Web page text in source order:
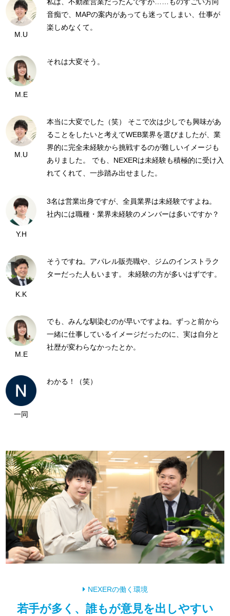
M.U
音痴で、MAPの案内があっても迷ってしまい、仕事が
楽しめなくて。
M.E
それは大変そう。
M.U
本当に大変でした（笑） そこで次は少しでも興味があ
ることをしたいと考えてWEB業界を選びましたが、業
界的に完全未経験から挑戦するのが難しいイメージも
ありました。 でも、NEXERは未経験も積極的に受け入
れてくれて、一歩踏み出せました。
Y.H
3名は営業出身ですが、全員業界は未経験ですよね。
社内には職種・業界未経験のメンバーは多いですか？
K.K
そうですね。アパレル販売職や、ジムのインストラク
ターだった人もいます。 未経験の方が多いはずです。
M.E
でも、みんな馴染むのが早いですよね。ずっと前から
一緒に仕事しているイメージだったのに、実は自分と
社歴が変わらなかったとか。
一同
わかる！（笑）
NEXERの働く環境
若手が多く、誰もが意見を出しやすい